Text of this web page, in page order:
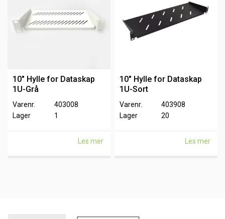
10" Hylle for Dataskap
1U-Grå
Varenr.
403008
Lager
1
Les mer
10" Hylle for Dataskap
1U-Sort
Varenr.
403908
Lager
20
Les mer